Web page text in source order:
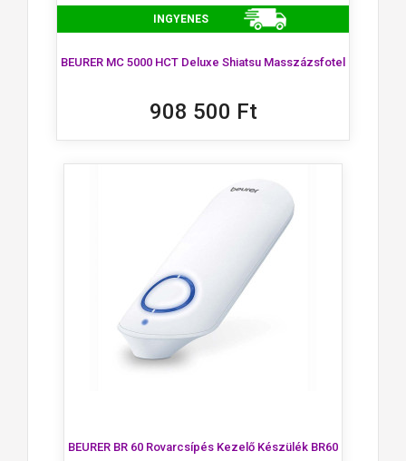
INGYENES
BEURER MC 5000 HCT Deluxe Shiatsu Masszázsfotel
908 500 Ft
BEURER BR 60 Rovarcsípés Kezelő Készülék BR60